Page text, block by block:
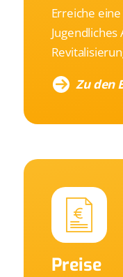
Erreiche
Zu den
Preise